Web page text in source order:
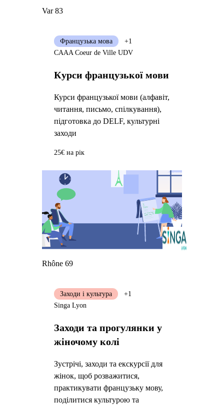
Var 83
Курси французької мови
Курси французької мови (алфавіт,
читання, письмо, спілкування),
підготовка до DELF, культурні
заходи
Французька мова
+1
CAAA Coeur de Ville UDV
25€ на рік
Rhône 69
Заходи та прогулянки у
жіночому колі
Зустрічі, заходи та екскурсії для
жінок, щоб розважитися,
практикувати французьку мову,
поділитися культурою та
Заходи і культура
+1
Singa Lyon